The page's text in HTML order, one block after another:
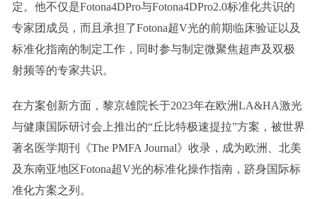
定。他不仅是Fotona4DPro与Fotona4DPro2.0标准化共识的
专家团成员，而且承担了Fotona超V光的前期临床验证以及
标准化指南的制定工作，同时参与制定微聚焦超声及双极
射频等的专家共识。
在方案创新方面，黎京雄院长于2023年在欧洲LA&HA激光
与健康国际研讨会上推出的“丘比特极速提拉”方案，被世界
著名医学期刊《The PMFA Journal》收录，成为欧洲、北美
及东南亚地区Fotona超V光的标准化操作指南，跻身国际标
准化方案之列。